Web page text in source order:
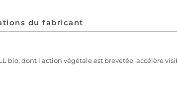
du fabricant
bio, dont l'action végétale est brevetée, accélère